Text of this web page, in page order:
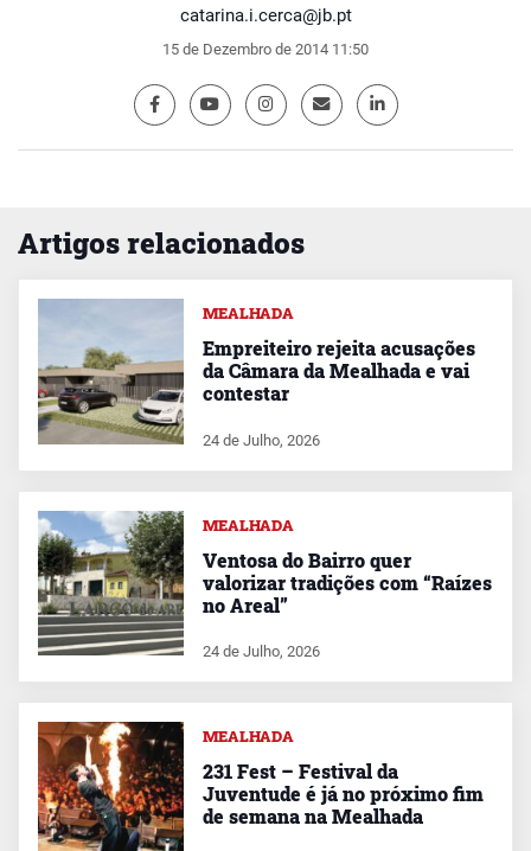
catarina.i.cerca@jb.pt
15 de Dezembro de 2014 11:50
Artigos relacionados
MEALHADA
Empreiteiro rejeita acusações
da Câmara da Mealhada e vai
contestar
24 de Julho, 2026
MEALHADA
Ventosa do Bairro quer
valorizar tradições com “Raízes
no Areal”
24 de Julho, 2026
MEALHADA
231 Fest – Festival da
Juventude é já no próximo fim
de semana na Mealhada